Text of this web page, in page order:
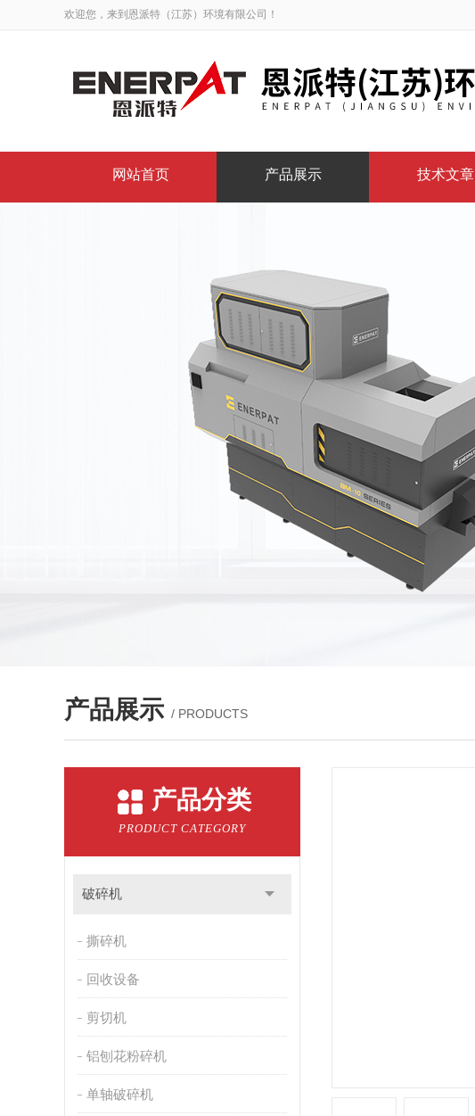
欢迎您，来到恩派特（江苏）环境有限公司！
网站首页 产品展示 技术文章
产品展示 / PRODUCTS
产品分类
PRODUCT CATEGORY
破碎机
撕碎机
回收设备
剪切机
铝刨花粉碎机
单轴破碎机